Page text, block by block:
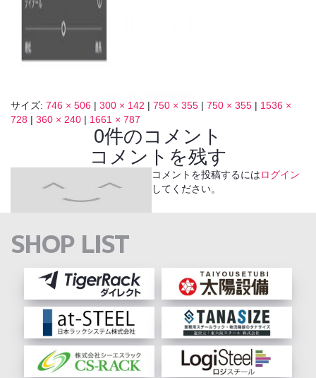
サイズ: 746 × 506 | 300 × 142 | 750 × 355 | 750 × 355 | 1536 ×
728 | 360 × 240 | 1661 × 787
0件のコメント
コメントを残す
コメントを投稿するにはログイン
してください。
SHOP LIST